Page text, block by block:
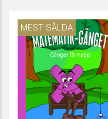
MEST SÅLDA